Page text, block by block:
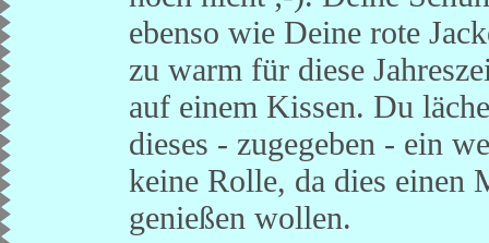
ebenso wie Deine rote
zu warm für diese
auf einem Kissen. Du
dieses - zugegeben - ein
keine Rolle, da dies einen
genießen wollen.